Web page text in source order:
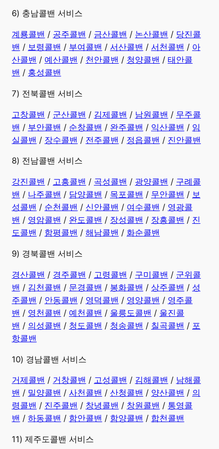
6) 충남콜밴 서비스
계룡콜밴 / 공주콜밴 / 금산콜밴 / 논산콜밴 / 당진콜
밴 / 보령콜밴 / 부여콜밴 / 서산콜밴 / 서천콜밴 / 아
산콜밴 / 예산콜밴 / 천안콜밴 / 청양콜밴 / 태안콜
밴 / 홍성콜밴
7) 전북콜밴 서비스
고창콜밴 / 군산콜밴 / 김제콜밴 / 남원콜밴 / 무주콜
밴 / 부안콜밴 / 순창콜밴 / 완주콜밴 / 익산콜밴 / 임
실콜밴 / 장수콜밴 / 전주콜밴 / 정읍콜밴 / 진안콜밴
8) 전남콜밴 서비스
강진콜밴 / 고흥콜밴 / 곡성콜밴 / 광양콜밴 / 구례콜
밴 / 나주콜밴 / 담양콜밴 / 목포콜밴 / 무안콜밴 / 보
성콜밴 / 순천콜밴 / 신안콜밴 / 여수콜밴 / 영광콜
밴 / 영암콜밴 / 완도콜밴 / 장성콜밴 / 장흥콜밴 / 진
도콜밴 / 함평콜밴 / 해남콜밴 / 화순콜밴
9) 경북콜밴 서비스
경산콜밴 / 경주콜밴 / 고령콜밴 / 구미콜밴 / 군위콜
밴 / 김천콜밴 / 문경콜밴 / 봉화콜밴 / 상주콜밴 / 성
주콜밴 / 안동콜밴 / 영덕콜밴 / 영양콜밴 / 영주콜
밴 / 영천콜밴 / 예천콜밴 / 울릉도콜밴 / 울진콜
밴 / 의성콜밴 / 청도콜밴 / 청송콜밴 / 칠곡콜밴 / 포
항콜밴
10) 경남콜밴 서비스
​거제콜밴 / 거창콜밴 / 고성콜밴 / 김해콜밴 / 남해콜
밴 / 밀양콜밴 / 사천콜밴 / 산청콜밴 / 양산콜밴 / 의
령콜밴 / 진주콜밴 / 창녕콜밴 / 창원콜밴 / 통영콜
밴 / 하동콜밴 / 함안콜밴 / 함양콜밴 / 합천콜밴
11) 제주도콜밴 서비스